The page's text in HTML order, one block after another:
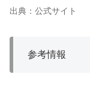
出典：公式サイト
参考情報